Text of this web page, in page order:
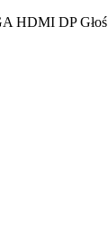
HDMI DP Głoś